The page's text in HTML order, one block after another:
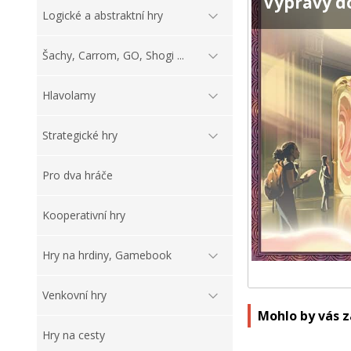
Logické a abstraktní hry
Šachy, Carrom, GO, Shogi ...
Hlavolamy
Strategické hry
Pro dva hráče
Kooperativní hry
Hry na hrdiny, Gamebook
Venkovní hry
Hry na cesty
Mohlo by vás